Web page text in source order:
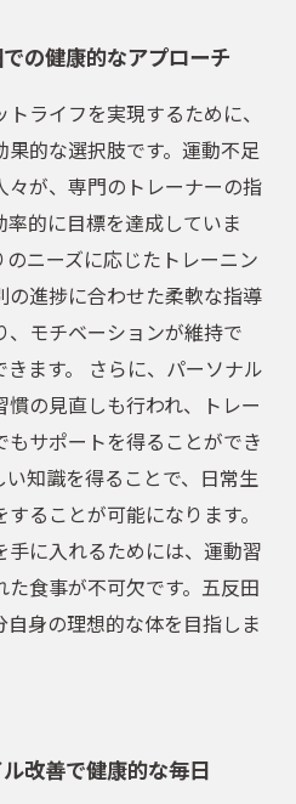
の健康的なアプローチ
ライフを実現するために、
的な選択肢です。運動不足
が、専門のトレーナーの指
的に目標を達成していま
ニーズに応じたトレーニン
進捗に合わせた柔軟な指導
、モチベーションが維持で
ます。 さらに、パーソナル
の見直しも行われ、トレー
サポートを得ることができ
知識を得ることで、日常生
ることが可能になります。
に入れるためには、運動習
食事が不可欠です。五反田
身の理想的な体を目指しま
改善で健康的な毎日